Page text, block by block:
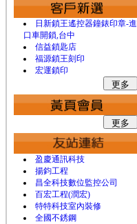
日新鎖王遙控器鐘錶印章-進
口車開鎖,台中
信益鎖匙店
福源鎖王刻印
宏運鎖印
盈慶通訊科技
揚鈞工程
昌全科技數位監控公司
百宏工程(潤宏)
特特科技室內裝修
全國不銹鋼